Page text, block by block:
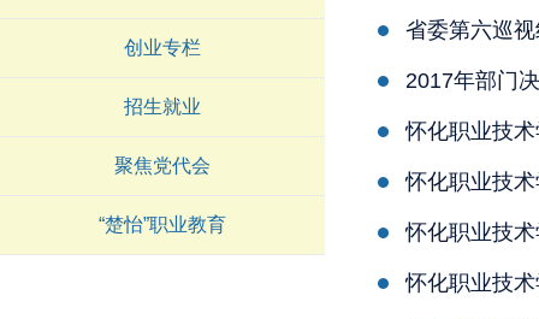
创业专栏
招生就业
聚焦党代会
“楚怡”职业教育
省委第六巡
2017年部门
怀化职业技
怀化职业技
怀化职业技
怀化职业技